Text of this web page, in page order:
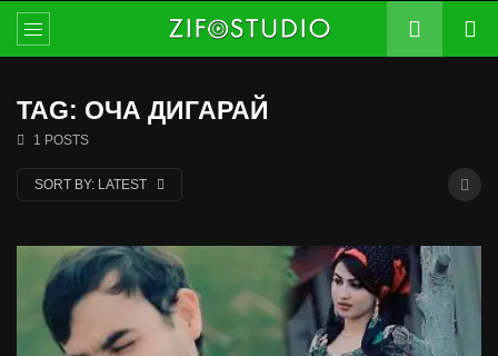
TAG: ОЧА ДИГАРАЙ
1 POSTS
SORT BY: LATEST